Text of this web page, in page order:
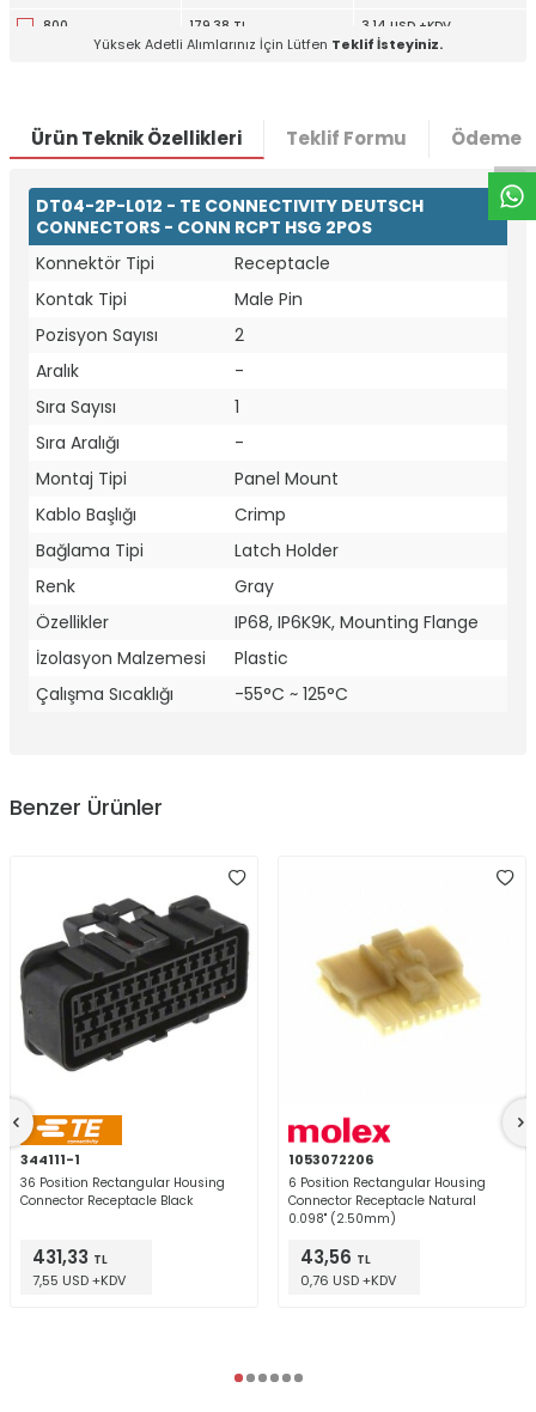
W
h
t
a
p
p
D
e
s
e
H
a
t
t
800 179,38 TL 3,14 USD +KDV
Yüksek Adetli Alımlarınız İçin Lütfen Teklif İsteyiniz.
Ürün Teknik Özellikleri Teklif Formu Ödeme
DT04-2P-L012 - TE CONNECTIVITY DEUTSCH
CONNECTORS - CONN RCPT HSG 2POS
Konnektör Tipi
Receptacle
Kontak Tipi
Male Pin
Pozisyon Sayısı
2
Aralık
-
Sıra Sayısı
1
Sıra Aralığı
-
Montaj Tipi
Panel Mount
Kablo Başlığı
Crimp
Bağlama Tipi
Latch Holder
Renk
Gray
Özellikler
IP68, IP6K9K, Mounting Flange
İzolasyon Malzemesi
Plastic
Çalışma Sıcaklığı
-55°C ~ 125°C
Benzer Ürünler
344111-1
36 Position Rectangular Housing
Connector Receptacle Black
431,33 TL
7,55 USD +KDV
1053072206
6 Position Rectangular Housing
Connector Receptacle Natural
0.098" (2.50mm)
43,56 TL
0,76 USD +KDV